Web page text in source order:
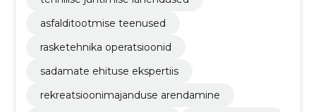
asfalditootmise teenused
rasketehnika operatsioonid
sadamate ehituse ekspertiis
rekreatsioonimajanduse arendamine